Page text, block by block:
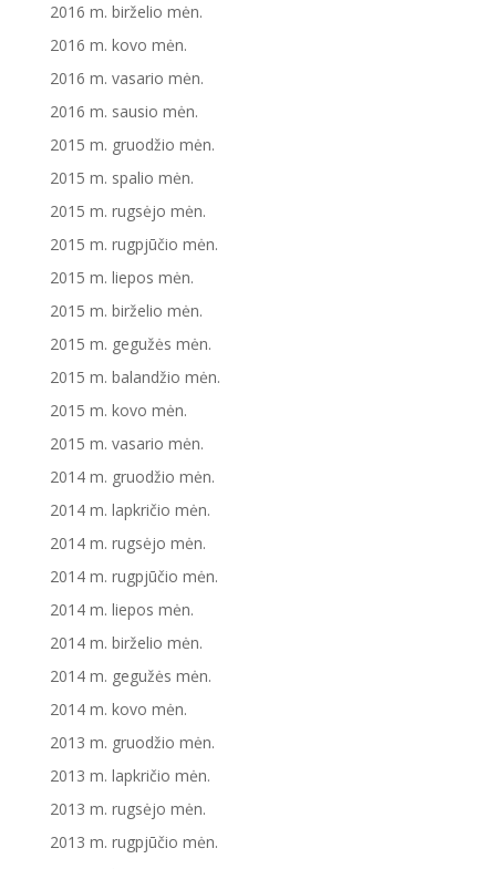
2016 m. birželio mėn.
2016 m. kovo mėn.
2016 m. vasario mėn.
2016 m. sausio mėn.
2015 m. gruodžio mėn.
2015 m. spalio mėn.
2015 m. rugsėjo mėn.
2015 m. rugpjūčio mėn.
2015 m. liepos mėn.
2015 m. birželio mėn.
2015 m. gegužės mėn.
2015 m. balandžio mėn.
2015 m. kovo mėn.
2015 m. vasario mėn.
2014 m. gruodžio mėn.
2014 m. lapkričio mėn.
2014 m. rugsėjo mėn.
2014 m. rugpjūčio mėn.
2014 m. liepos mėn.
2014 m. birželio mėn.
2014 m. gegužės mėn.
2014 m. kovo mėn.
2013 m. gruodžio mėn.
2013 m. lapkričio mėn.
2013 m. rugsėjo mėn.
2013 m. rugpjūčio mėn.